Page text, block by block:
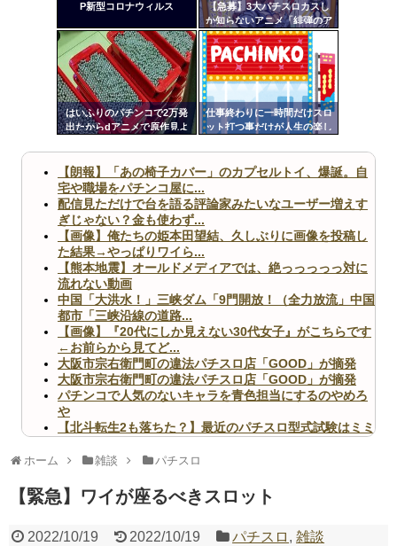
Powered by livedoor 相互RSS
P新型コロナウィルス
【急募】3大パチスロカスし
か知らないアニメ「緋弾のア
リア」「百花繚乱サムライガ
ールズ」
はいふりのパチンコで2万発
出たからdアニメで原作見よ
仕事終わりに一時間だけスロ
ット打つ事だけが人生の楽し
定リ
ンク
自動
更新
ツー
【朗報】「あの椅子カバー」のカプセルトイ、爆誕。自
宅や職場をパチンコ屋に...
配信見ただけで台を語る評論家みたいなユーザー増えす
ぎじゃない？金も使わず...
【画像】俺たちの姫本田望結、久しぶりに画像を投稿し
た結果→やっぱりワイら...
【熊本地震】オールドメディアでは、絶っっっっっ対に
流れない動画
中国「大洪水！」三峡ダム「9門開放！（全力放流」中国
都市「三峡沿線の道路...
【画像】『20代にしか見えない30代女子』がこちらです
←お前らから見てど...
大阪市宗右衛門町の違法パチスロ店「GOOD」が摘発
大阪市宗右衛門町の違法パチスロ店「GOOD」が摘発
パチンコで人気のないキャラを青色担当にするのやめろ
や
【北斗転生2も落ちた？】最近のパチスロ型式試験はミミ
無職のパチンコカス(22)なんやが、ワイの人生どれくら
AngelBeats!とかいうクソアニメの思い出ｗｗｗ
ホーム 雑談 パチスロ
【緊急】ワイが座るべきスロット
2022/10/19 2022/10/19 パチスロ ,雑談